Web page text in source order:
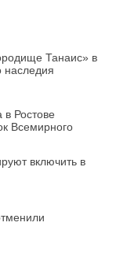
Танаис» в
наследия
в Ростове
Всемирного
включить в